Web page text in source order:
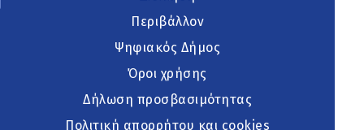
Περιβάλλον
Ψηφιακός Δήμος
Όροι χρήσης
Δήλωση προσβασιμότητας
Πολιτική απορρήτου και cookies